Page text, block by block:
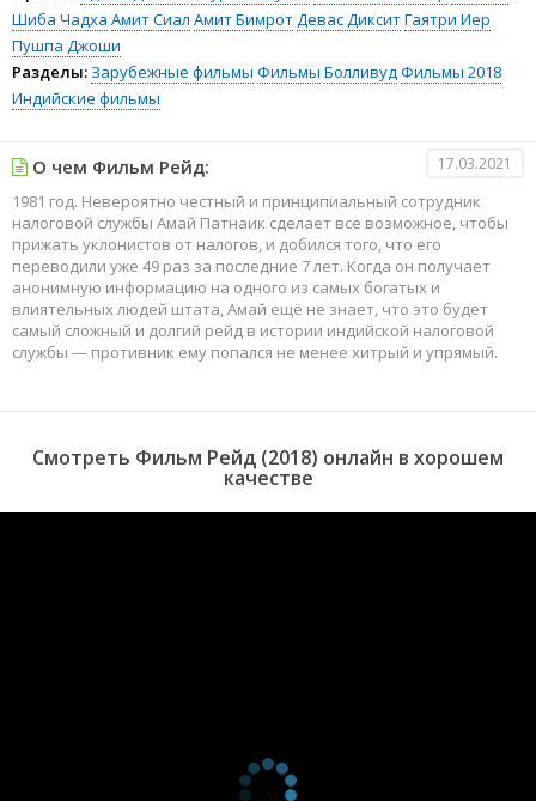
Шиба Чадха Амит Сиал Амит БимротДевас ДикситГаятри Иер
Пушпа Джоши
Разделы: Зарубежные фильмы Фильмы БолливудФильмы 2018
Индийские фильмы
О чем Фильм Рейд: 17.03.2021
1981 год. Невероятно честный и принципиальный сотрудник
налоговой службы Амай Патнаик сделает все возможное, чтобы
прижать уклонистов от налогов, и добился того, что его
переводили уже 49 раз за последние 7 лет. Когда он получает
анонимную информацию на одного из самых богатых и
влиятельных людей штата, Амай ещё не знает, что это будет
самый сложный и долгий рейд в истории индийской налоговой
службы — противник ему попался не менее хитрый и упрямый.
Смотреть Фильм Рейд (2018) онлайн в хорошем
качестве